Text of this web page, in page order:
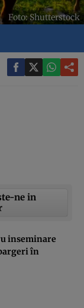
Foto: Shutterstock
ne in
inseminare
în